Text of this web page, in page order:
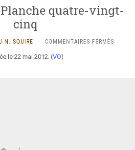
quatre-vingt-
cinq
SQUIRE · COMMENTAIRES FERMÉS
le 22 mai 2012. (VO)